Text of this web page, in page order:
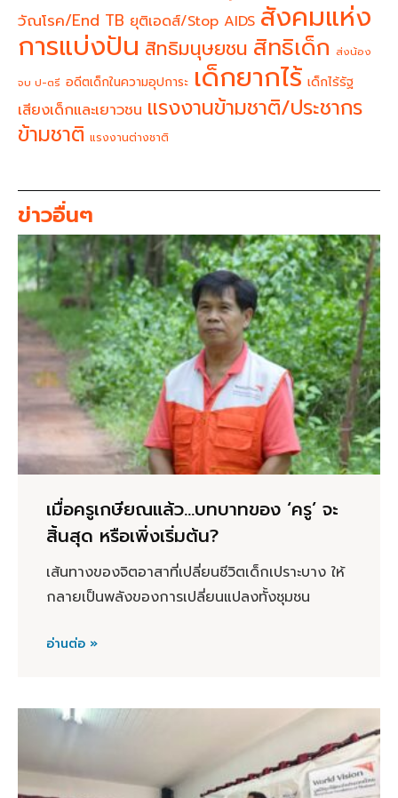
วัณโรค/End TB ยุติเอดส์/Stop AIDS สังคมแห่ง
การแบ่งปัน สิทธิมนุษยชน สิทธิเด็ก ส่งน้อง
จบ ป-ตรี อดีตเด็กในความอุปการะ เด็กยากไร้ เด็กไร้รัฐ
เสียงเด็กและเยาวชน แรงงานข้ามชาติ/ประชากร
ข้ามชาติ แรงงานต่างชาติ
ข่าวอื่นๆ
เมื่อครูเกษียณแล้ว…บทบาทของ ‘ครู’ จะ
สิ้นสุด หรือเพิ่งเริ่มต้น?
เส้นทางของจิตอาสาที่เปลี่ยนชีวิตเด็กเปราะบาง ให้
กลายเป็นพลังของการเปลี่ยนแปลงทั้งชุมชน
อ่านต่อ »